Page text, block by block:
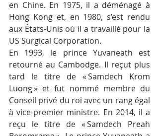
en Chine. En 1975, il a déménagé à
Hong Kong et, en 1980, s’est rendu
aux États-Unis où il a travaillé pour la
US Surgical Corporation.
En 1993, le prince Yuvaneath est
retourné au Cambodge. Il reçut plus
tard le titre de « Samdech Krom
Luong » et fut nommé membre du
Conseil privé du roi avec un rang égal
à vice-premier ministre. En 2014, il a
reçu le titre de « Samdech Preah